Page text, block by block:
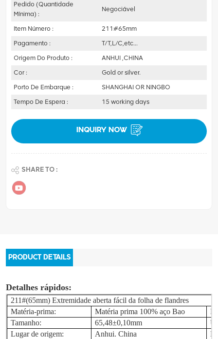
Pedido (quantidade
Mínima) :
Negociável
Item Número :
211#65mm
Pagamento :
T/T,L/C,etc...
Origem Do Produto :
ANHUI ,CHINA
Cor :
Gold or silver.
Porto De Embarque :
SHANGHAI OR NINGBO
Tempo De Espera :
15 working days
INQUIRY NOW
SHARE TO :
PRODUCT DETAILS
Detalhes rápidos:
211#(65mm) Extremidade aberta fácil da folha de flandres
Matéria-prima:
Matéria prima 100% aço Bao
Tamanho:
65,48±0,10mm
Lugar de origem:
Anhui. China